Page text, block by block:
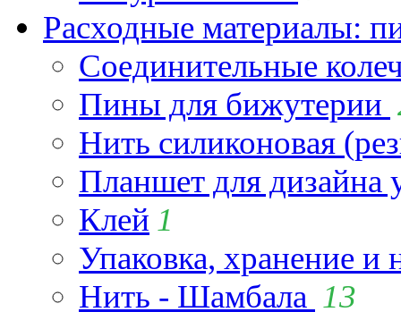
Расходные материалы:
Соединительные
Пины для бижутерии
Нить силиконовая
Планшет для
Клей 1
Упаковка, хранение и
Нить - Шамбала 13